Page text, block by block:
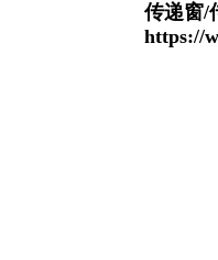
传递窗/
https://